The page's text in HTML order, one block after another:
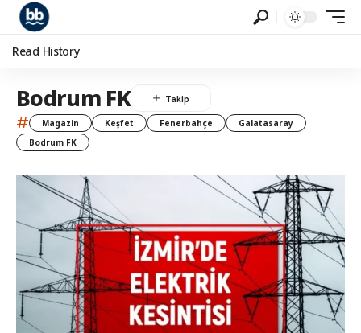
Read History
Bodrum FK
# Magazin Keşfet Fenerbahçe
Galatasaray
Bodrum FK